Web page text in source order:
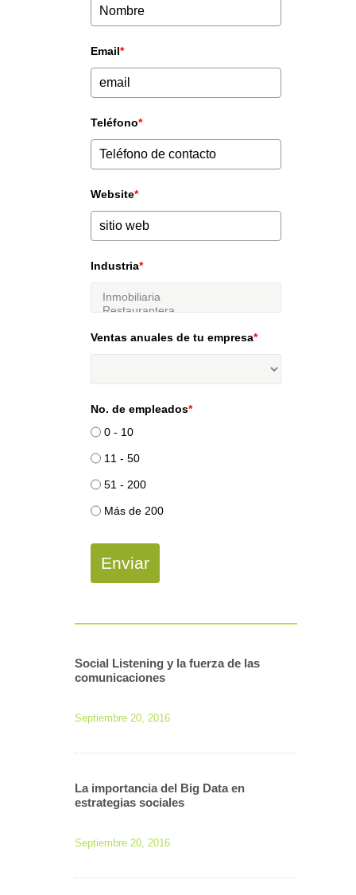
Email*
Teléfono*
Website*
Industria*
Ventas anuales de tu empresa*
No. de empleados*
0 - 10
11 - 50
51 - 200
Más de 200
Enviar
Social Listening y la fuerza de las
comunicaciones
Septiembre 20, 2016
La importancia del Big Data en
estrategias sociales
Septiembre 20, 2016